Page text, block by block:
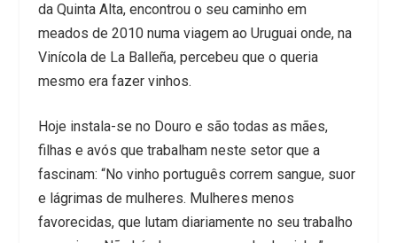
da Quinta Alta, encontrou o seu caminho em
meados de 2010 numa viagem ao Uruguai onde, na
Vinícola de La Balleña, percebeu que o queria
mesmo era fazer vinhos.
Hoje instala-se no Douro e são todas as mães,
filhas e avós que trabalham neste setor que a
fascinam: “No vinho português correm sangue, suor
e lágrimas de mulheres. Mulheres menos
favorecidas, que lutam diariamente no seu trabalho